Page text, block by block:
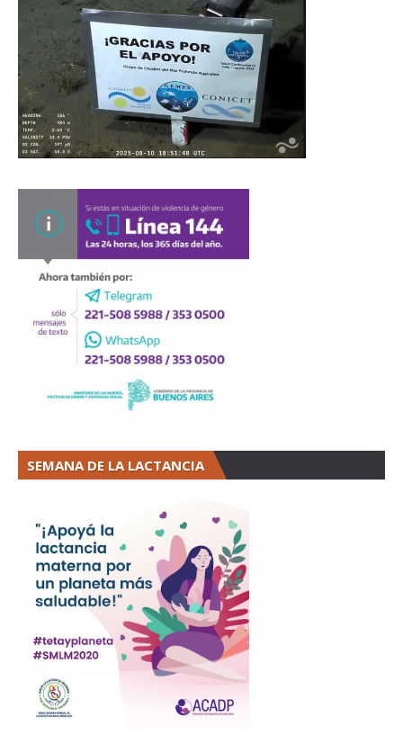
SEMANA DE LA LACTANCIA